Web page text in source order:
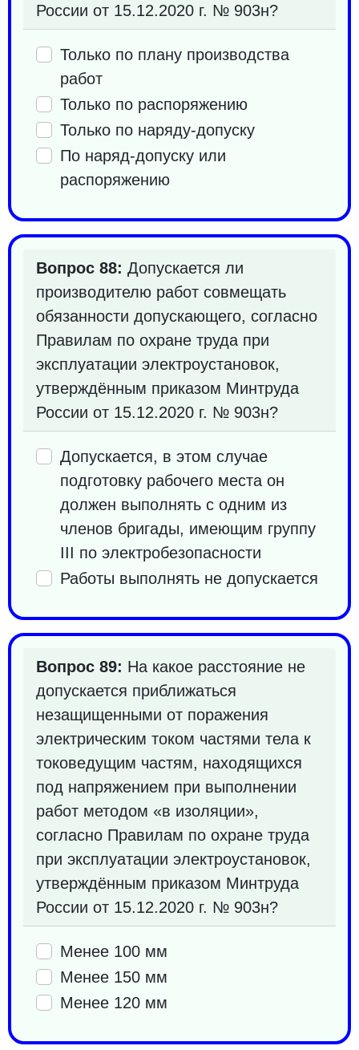
России от 15.12.2020 г. № 903н?
Только по плану производства
работ
Только по распоряжению
Только по наряду-допуску
По наряд-допуску или
распоряжению
Вопрос 88: Допускается ли
производителю работ совмещать
обязанности допускающего, согласно
Правилам по охране труда при
эксплуатации электроустановок,
утверждённым приказом Минтруда
России от 15.12.2020 г. № 903н?
Допускается, в этом случае
подготовку рабочего места он
должен выполнять с одним из
членов бригады, имеющим группу
III по электробезопасности
Работы выполнять не допускается
Вопрос 89: На какое расстояние не
допускается приближаться
незащищенными от поражения
электрическим током частями тела к
токоведущим частям, находящихся
под напряжением при выполнении
работ методом «в изоляции»,
согласно Правилам по охране труда
при эксплуатации электроустановок,
утверждённым приказом Минтруда
России от 15.12.2020 г. № 903н?
Менее 100 мм
Менее 150 мм
Менее 120 мм